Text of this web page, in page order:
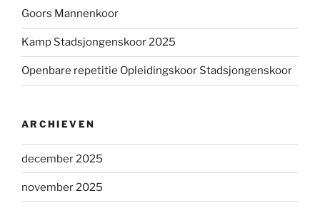
Goors Mannenkoor
Kamp Stadsjongenskoor 2025
Openbare repetitie Opleidingskoor Stadsjongenskoor
ARCHIEVEN
december 2025
november 2025